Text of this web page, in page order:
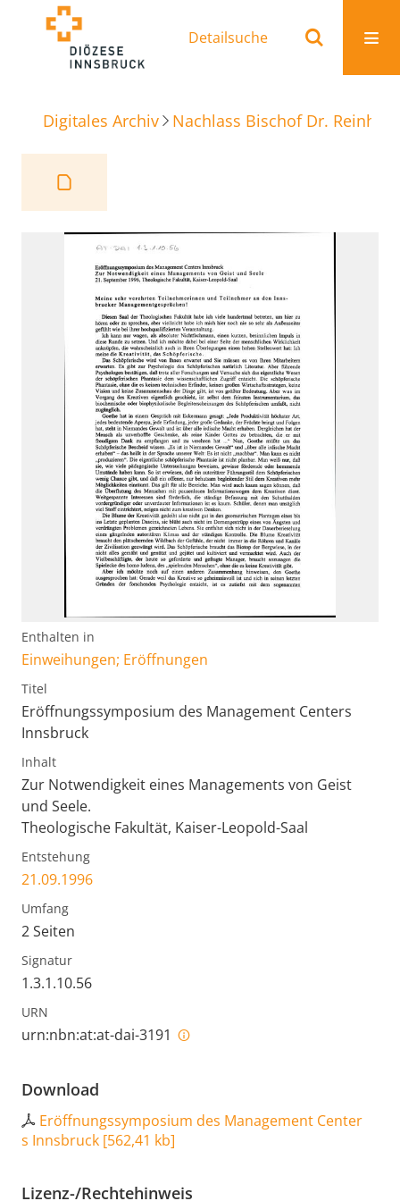
Detailsuche
Digitales Archiv Nachlass Bischof Dr.
Enthalten in
Einweihungen; Eröffnungen
Titel
Eröffnungssymposium des Management Centers
Innsbruck
Inhalt
Zur Notwendigkeit eines Managements von Geist
und Seele.
Theologische Fakultät, Kaiser-Leopold-Saal
Entstehung
21.09.1996
Umfang
2 Seiten
Signatur
1.3.1.10.56
URN
urn:nbn:at:at-dai-3191
Download
Eröffnungssymposium des Management Center
s Innsbruck [562,41 kb]
Lizenz-/Rechtehinweis